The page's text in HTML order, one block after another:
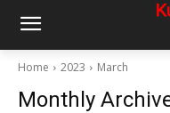
Home 2023 March
Monthly